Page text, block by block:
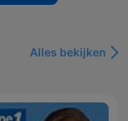
Alles bekijken